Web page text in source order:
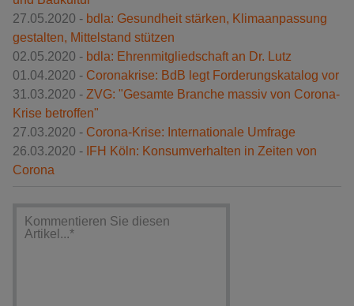
27.05.2020 - bdla: Gesundheit stärken, Klimaanpassung
gestalten, Mittelstand stützen
02.05.2020 - bdla: Ehrenmitgliedschaft an Dr. Lutz
01.04.2020 - Coronakrise: BdB legt Forderungskatalog vor
31.03.2020 - ZVG: "Gesamte Branche massiv von Corona-
Krise betroffen"
27.03.2020 - Corona-Krise: Internationale Umfrage
26.03.2020 -
IFH Köln: Konsumverhalten in Zeiten von
Corona